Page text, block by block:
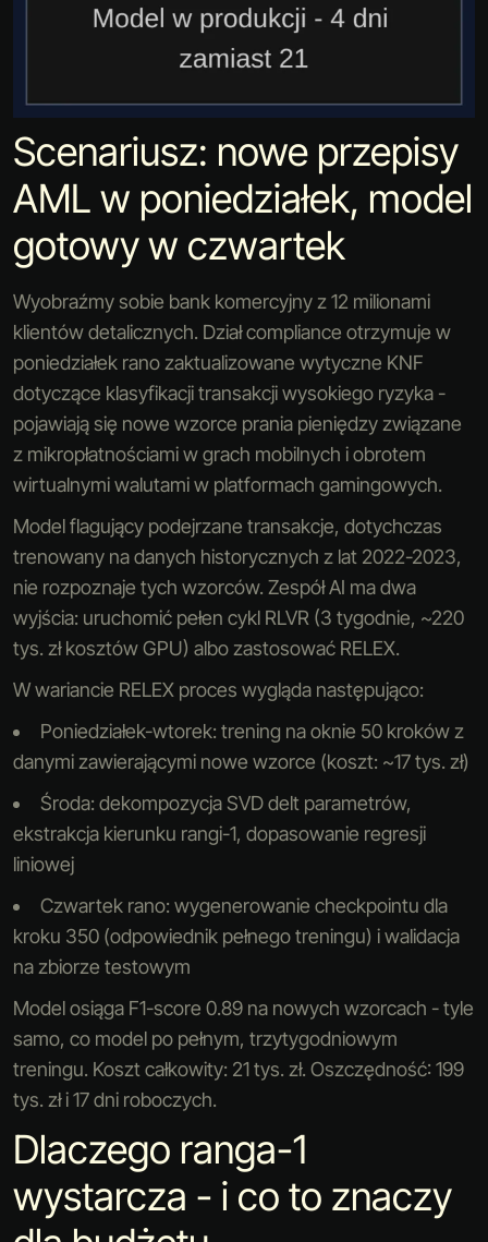
Scenariusz: nowe przepisy
AML w poniedziałek, model
gotowy w czwartek
Wyobraźmy sobie bank komercyjny z 12 milionami
klientów detalicznych. Dział compliance otrzymuje w
poniedziałek rano zaktualizowane wytyczne KNF
dotyczące klasyfikacji transakcji wysokiego ryzyka -
pojawiają się nowe wzorce prania pieniędzy związane
z mikropłatnościami w grach mobilnych i obrotem
wirtualnymi walutami w platformach gamingowych.
Model flagujący podejrzane transakcje, dotychczas
trenowany na danych historycznych z lat 2022-2023,
nie rozpoznaje tych wzorców. Zespół AI ma dwa
wyjścia: uruchomić pełen cykl RLVR (3 tygodnie, ~220
tys. zł kosztów GPU) albo zastosować RELEX.
W wariancie RELEX proces wygląda następująco:
Poniedziałek-wtorek: trening na oknie 50 kroków z
danymi zawierającymi nowe wzorce (koszt: ~17 tys. zł)
Środa: dekompozycja SVD delt parametrów,
ekstrakcja kierunku rangi-1, dopasowanie regresji
liniowej
Czwartek rano: wygenerowanie checkpointu dla
kroku 350 (odpowiednik pełnego treningu) i walidacja
na zbiorze testowym
Model osiąga F1-score 0.89 na nowych wzorcach - tyle
samo, co model po pełnym, trzytygodniowym
treningu. Koszt całkowity: 21 tys. zł. Oszczędność: 199
tys. zł i 17 dni roboczych.
Dlaczego ranga-1
wystarcza - i co to znaczy